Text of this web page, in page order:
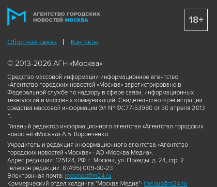
Обратная связь Контакты
© 2013-2026 АГН «Москва»
Средство массовой информации информационное агентство
«Агентство городских новостей «Москва» зарегистрировано в
Федеральной службе по надзору в сфере связи, информационных
технологий и массовых коммуникаций. Свидетельство о регистрации
средства массовой информации Эл № ФС77-53980 от 30 апреля 2013
г.
Главный редактор информационного агентства «Агентство городских
новостей «Москва» А.Б. Воронченко.
Учредитель и редакция информационного агентства «Агентство
городских новостей «Москва» - АО «Москва Медиа».
Адрес редакции: 125124, РФ, г. Москва, ул. Правды, д. 24, стр. 2
Телефон редакции: 8 (495) 009-80-23
Электронная почта: mosmed@m24.ru
Коммерческий отдел холдинга "Москва Медиа"- ibelous@m24.ru
18+